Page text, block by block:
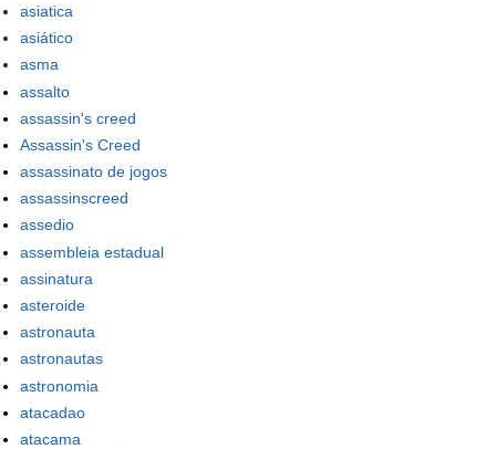
asiatica
asiático
asma
assalto
assassin's creed
Assassin's Creed
assassinato de jogos
assassinscreed
assedio
assembleia estadual
assinatura
asteroide
astronauta
astronautas
astronomia
atacadao
atacama